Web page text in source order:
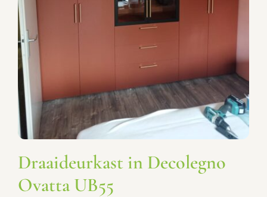
Garderobekasten
Draaideurkast in Decolegno
Ovatta UB55